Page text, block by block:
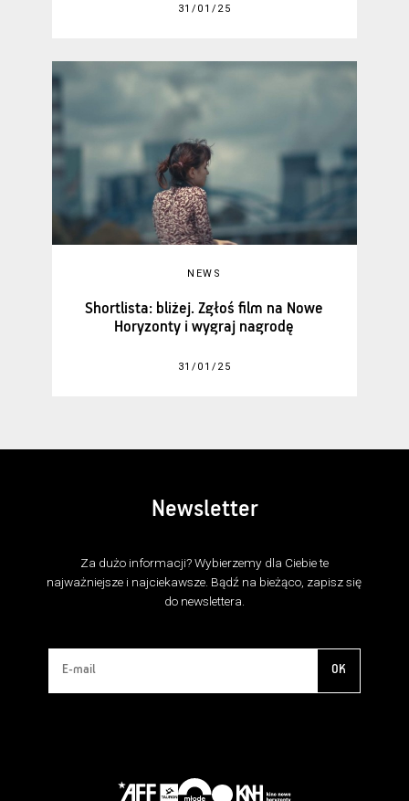
31/01/25
NEWS
Shortlista: bliżej. Zgłoś film na Nowe
Horyzonty i wygraj nagrodę
31/01/25
Newsletter
Za dużo informacji? Wybierzemy dla Ciebie te
najważniejsze i najciekawsze. Bądź na bieżąco, zapisz się
do newslettera.
OK